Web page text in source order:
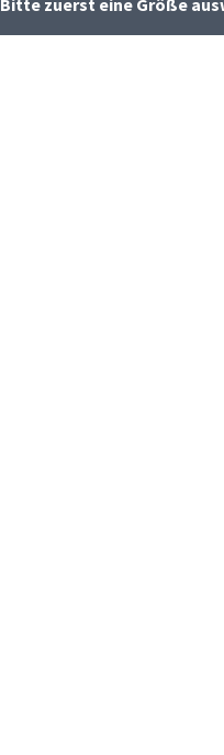
Bitte zuerst eine Größe